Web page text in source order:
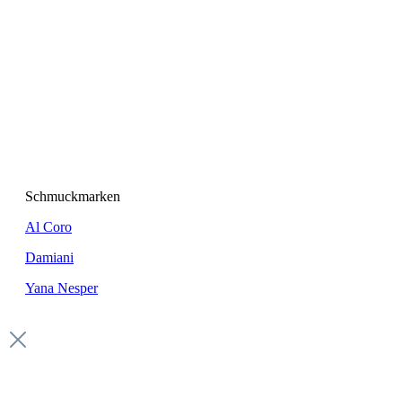
Schmuckmarken
Al Coro
Damiani
Yana Nesper